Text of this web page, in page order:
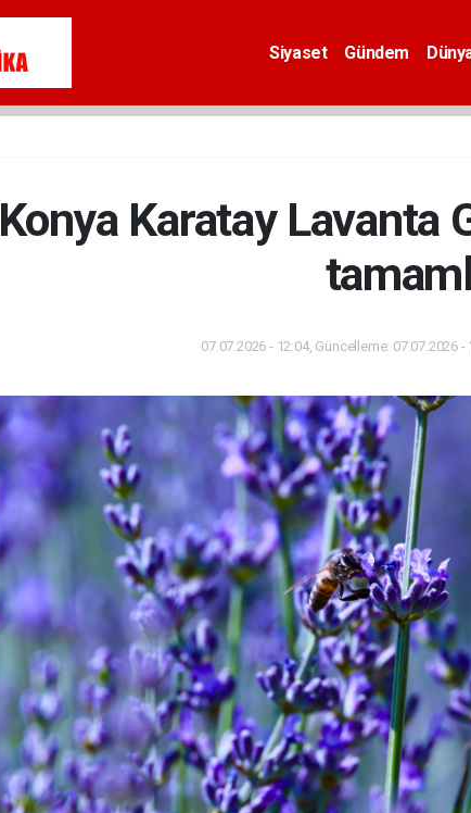
Siyaset Gündem
Konya Karatay Lavanta
07.07.2026 - 12:04, Güncelleme: 07.07.2026 -